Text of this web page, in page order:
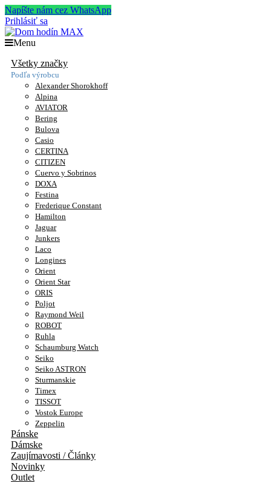
Napíšte nám cez WhatsApp
Prihlásiť sa
Menu
Všetky značky
Podľa výrobcu
Alexander Shorokhoff
Alpina
AVIATOR
Bering
Bulova
Casio
CERTINA
CITIZEN
Cuervo y Sobrinos
DOXA
Festina
Frederique Constant
Hamilton
Jaguar
Junkers
Laco
Longines
Orient
Orient Star
ORIS
Poljot
Raymond Weil
ROBOT
Ruhla
Schaumburg Watch
Seiko
Seiko ASTRON
Sturmanskie
Timex
TISSOT
Vostok Europe
Zeppelin
Pánske
Dámske
Zaujímavosti / Články
Novinky
Outlet